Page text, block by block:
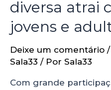
diversa atrai
jovens e
Deixe um comentário /
Sala33 / Por Sala33
Com grande